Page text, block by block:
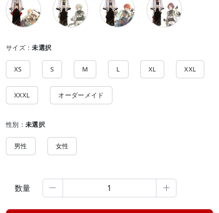
サイズ：未選択
XS S M L XL XXL
XXXL オーダーメイド
性別： 未選択
男性 女性
数量  